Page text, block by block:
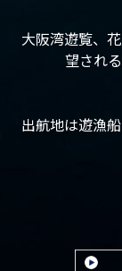
大阪湾遊覧、
望され
出航地は遊漁